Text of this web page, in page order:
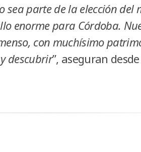
parte de la elección del
enorme para Córdoba.
con muchísimo
descubrir”, aseguran